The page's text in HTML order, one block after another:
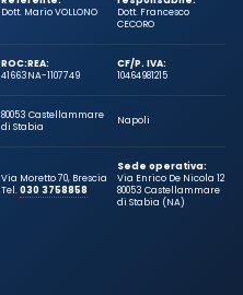
Dott. Mario VOLLONO
Dott. Francesco
CECORO
ROC:
41663
REA:
NA-1107749
CF/P. IVA:
10464981215
80053 Castellammare
di Stabia
Napoli
Via Moretto 70, Brescia
Tel.030 3758858
Sede operativa:
Via Enrico De Nicola 12
80053 Castellammare
di Stabia (NA)